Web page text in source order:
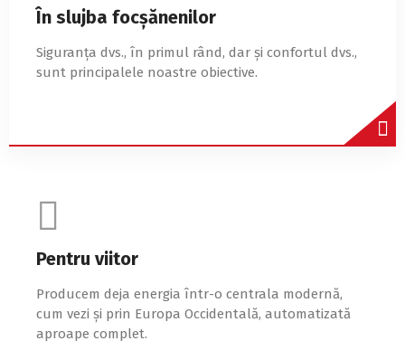
În slujba focșănenilor
Siguranța dvs., în primul rând, dar şi confortul dvs.,
sunt principalele noastre obiective.
Pentru viitor
Producem deja energia într-o centrala modernă,
cum vezi şi prin Europa Occidentală, automatizată
aproape complet.